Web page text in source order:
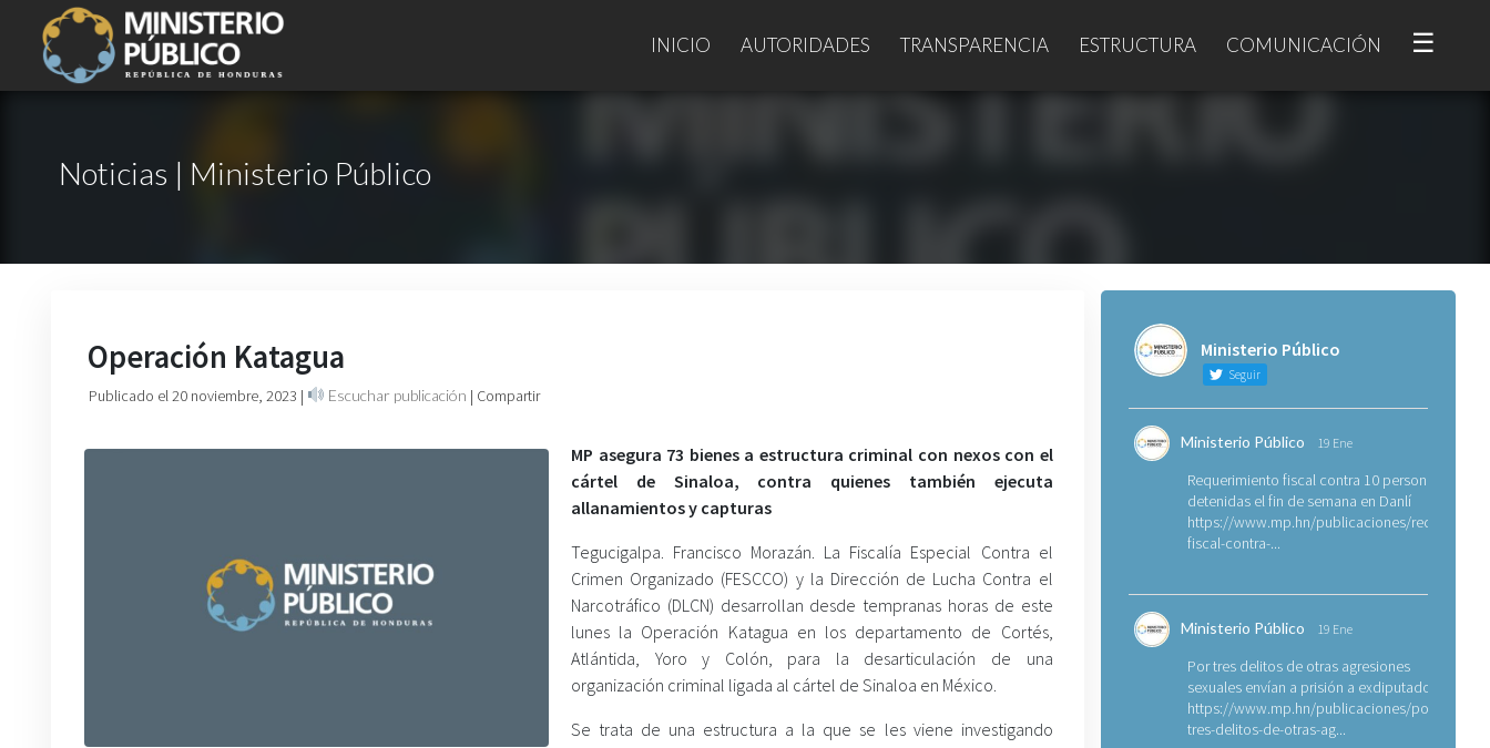
INICIO AUTORIDADES TRANSPARENCIA ESTRUCTURA COMUNICACIÓN ☰
Noticias | Ministerio Público
Operación Katagua
Publicado el 20 noviembre, 2023 | Escuchar publicación | Compartir
MP asegura 73 bienes a estructura criminal con nexos con el
cártel de Sinaloa, contra quienes también ejecuta
allanamientos y capturas
Tegucigalpa. Francisco Morazán. La Fiscalía Especial Contra el
Crimen Organizado (FESCCO) y la Dirección de Lucha Contra el
Narcotráfico (DLCN) desarrollan desde tempranas horas de este
lunes la Operación Katagua en los departamento de Cortés,
Atlántida, Yoro y Colón, para la desarticulación de una
organización criminal ligada al cártel de Sinaloa en México.
Se trata de una estructura a la que se les viene investigando
Ministerio Público
Seguir
Ministerio Público 19 Ene
Requerimiento fiscal contra 10 personas
detenidas el fin de semana en Danlí
https://www.mp.hn/publicaciones/
fiscal-contra-...
Ministerio Público 19 Ene
Por tres delitos de otras agresiones
sexuales envían a prisión a exdiputado
https://www.mp.hn/publicaciones/por-
tres-delitos-de-otras-ag...